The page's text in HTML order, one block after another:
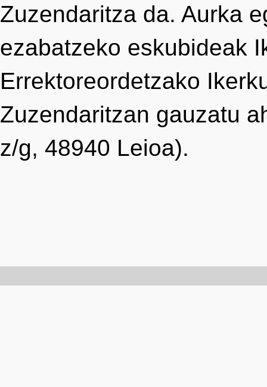
Zuzendaritza da. Aurka
ezabatzeko eskubideak
Errektoreordetzako
Zuzendaritzan gauzatu
z/g, 48940 Leioa).